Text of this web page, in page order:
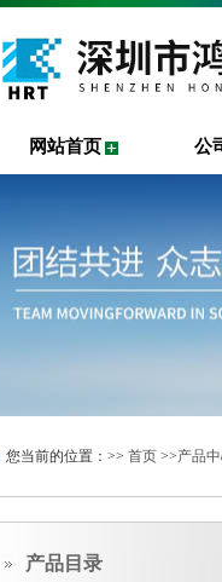
网站首页 公
您当前的位置：>> 首页 >>产品
产品目录